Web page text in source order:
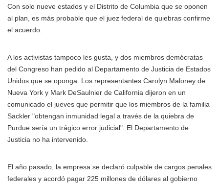
Con solo nueve estados y el Distrito de Columbia que se oponen
al plan, es más probable que el juez federal de quiebras confirme
el acuerdo.
A los activistas tampoco les gusta, y dos miembros demócratas
del Congreso han pedido al Departamento de Justicia de Estados
Unidos que se oponga. Los representantes Carolyn Maloney de
Nueva York y Mark DeSaulnier de California dijeron en un
comunicado el jueves que permitir que los miembros de la familia
Sackler "obtengan inmunidad legal a través de la quiebra de
Purdue sería un trágico error judicial". El Departamento de
Justicia no ha intervenido.
El año pasado, la empresa se declaró culpable de cargos penales
federales y acordó pagar 225 millones de dólares al gobierno